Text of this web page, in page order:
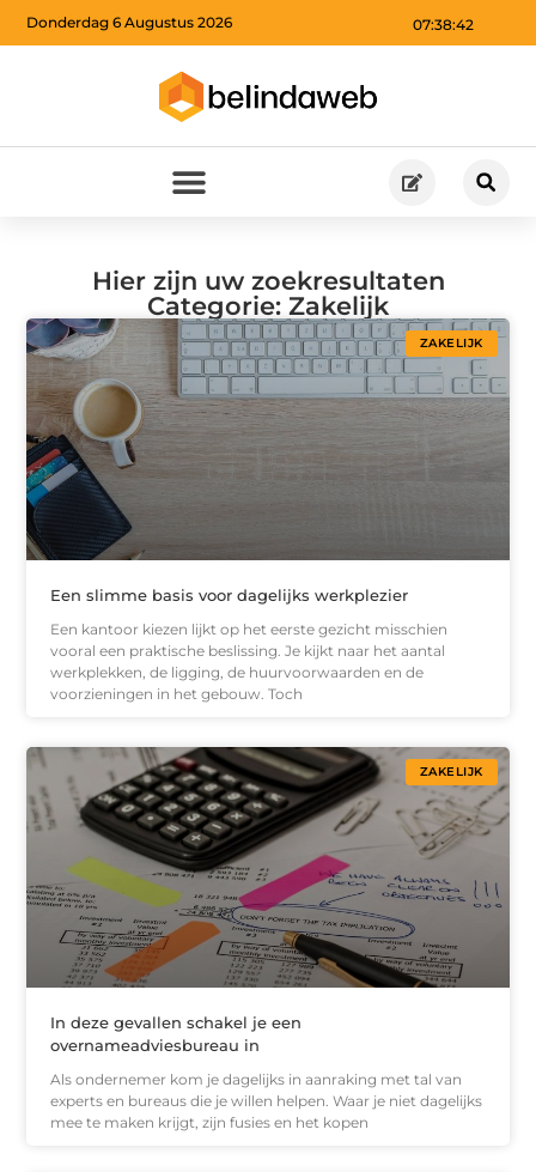
07:38:44
Donderdag 6 Augustus 2026
Hier zijn uw zoekresultaten
Categorie: Zakelijk
ZAKELIJK
Een slimme basis voor dagelijks werkplezier
Een kantoor kiezen lijkt op het eerste gezicht misschien
vooral een praktische beslissing. Je kijkt naar het aantal
werkplekken, de ligging, de huurvoorwaarden en de
voorzieningen in het gebouw. Toch
ZAKELIJK
In deze gevallen schakel je een
overnameadviesbureau in
Als ondernemer kom je dagelijks in aanraking met tal van
experts en bureaus die je willen helpen. Waar je niet dagelijks
mee te maken krijgt, zijn fusies en het kopen